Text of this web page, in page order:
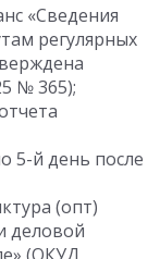
«Сведения
регулярных
№ 365);
5-й день после
(опт)
деловой